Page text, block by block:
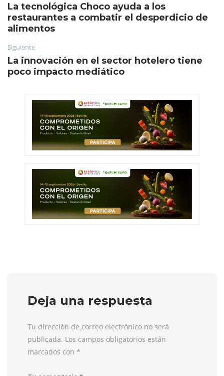
La tecnológica Choco ayuda a los
restaurantes a combatir el desperdicio de
alimentos
Siguiente
La innovación en el sector hotelero tiene
poco impacto mediático
Deja una respuesta
Tu dirección de correo electrónico no será
publicada. Los campos obligatorios están
marcados con *